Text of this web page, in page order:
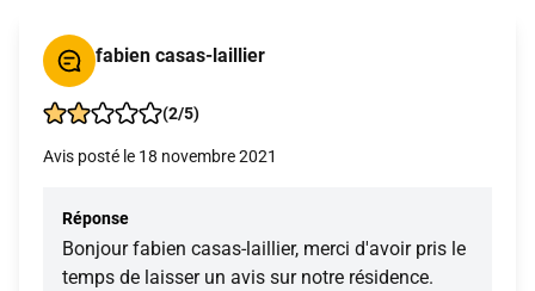
fabien casas-laillier
(2/5)
Avis posté le 18 novembre 2021
Réponse
Bonjour fabien casas-laillier, merci d'avoir pris le
temps de laisser un avis sur notre résidence.